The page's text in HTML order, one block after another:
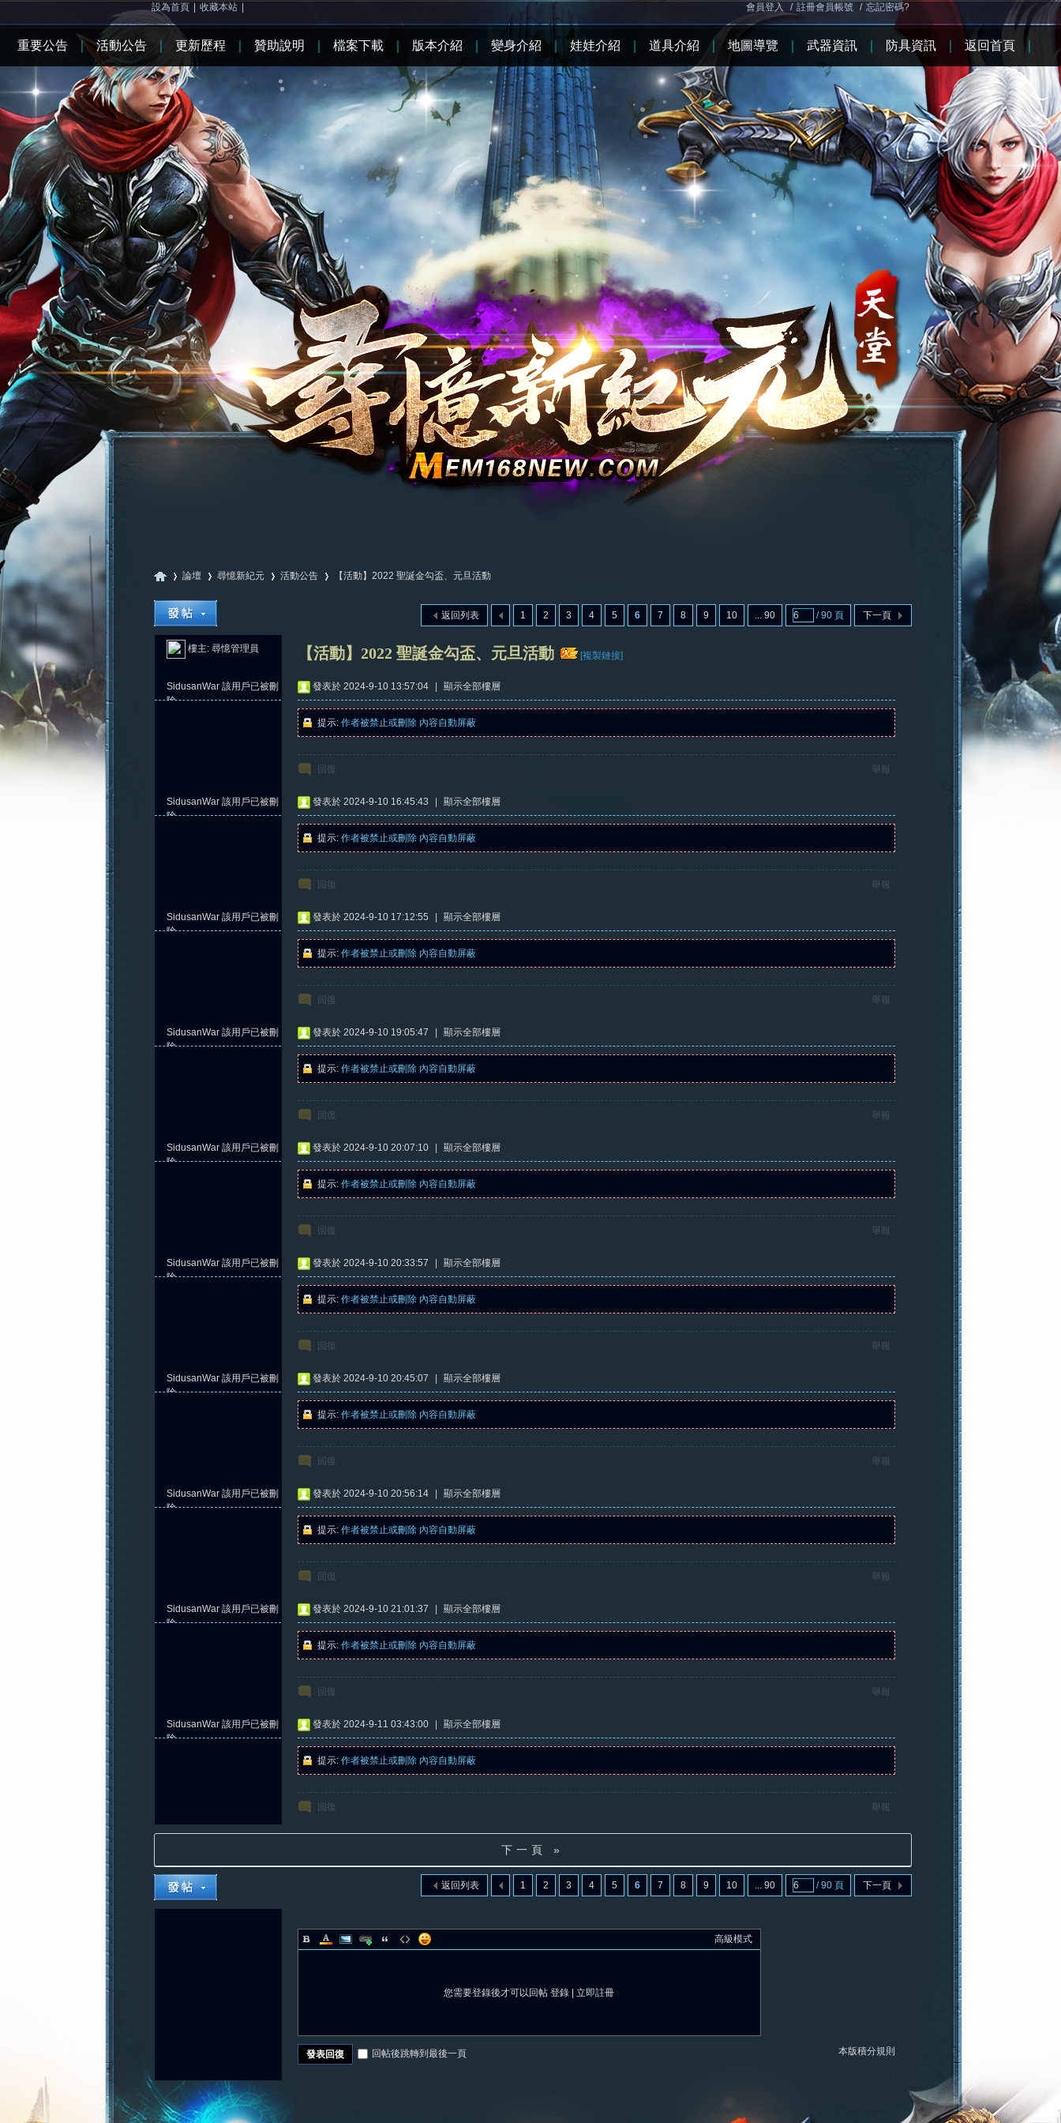
設為首頁 收藏本站 會員登入 / 註冊會員帳號 / 忘記密碼?
元
»
論壇
›
尋憶新紀元 活動公告
›
【活動】2022 聖誕金勾盃、元旦活動
1 2 3 4 5 6 7 8 9 10 ... 90 / 90 頁 下一頁
返回列表
樓主: 尋憶管理員 【活動】2022 聖誕金勾盃、元旦活動 [複製鏈接]
SidusanWar 該用戶已被刪
除
發表於 2024-9-10 13:57:04 顯示全部樓層
提示: 作者被禁止或刪除 內容自動屏蔽
回復 舉報
SidusanWar 該用戶已被刪
除
發表於 2024-9-10 16:45:43 顯示全部樓層
提示: 作者被禁止或刪除 內容自動屏蔽
回復 舉報
SidusanWar 該用戶已被刪
除
發表於 2024-9-10 17:12:55 顯示全部樓層
提示: 作者被禁止或刪除 內容自動屏蔽
回復 舉報
SidusanWar 該用戶已被刪
除
發表於 2024-9-10 19:05:47 顯示全部樓層
提示: 作者被禁止或刪除 內容自動屏蔽
回復 舉報
SidusanWar 該用戶已被刪
除
發表於 2024-9-10 20:07:10 顯示全部樓層
提示: 作者被禁止或刪除 內容自動屏蔽
回復 舉報
SidusanWar 該用戶已被刪
除
發表於 2024-9-10 20:33:57 顯示全部樓層
提示: 作者被禁止或刪除 內容自動屏蔽
回復 舉報
SidusanWar 該用戶已被刪
除
發表於 2024-9-10 20:45:07 顯示全部樓層
提示: 作者被禁止或刪除 內容自動屏蔽
回復 舉報
SidusanWar 該用戶已被刪
除
發表於 2024-9-10 20:56:14 顯示全部樓層
提示: 作者被禁止或刪除 內容自動屏蔽
回復 舉報
SidusanWar 該用戶已被刪
除
發表於 2024-9-10 21:01:37 顯示全部樓層
提示: 作者被禁止或刪除 內容自動屏蔽
回復 舉報
SidusanWar 該用戶已被刪
除
發表於 2024-9-11 03:43:00 顯示全部樓層
提示: 作者被禁止或刪除 內容自動屏蔽
回復 舉報
下一頁 »
1 2 3 4 5 6 7 8 9 10 ... 90 / 90 頁 下一頁
返回列表
高級模式
您需要登錄後才可以回帖 登錄 立即註冊
本版積分規則
發表回復 回帖後跳轉到最後一頁